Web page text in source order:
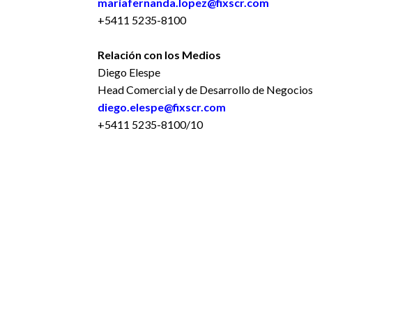
+5411 5235-8100
Relación con los Medios
Diego Elespe
Head Comercial y de Desarrollo de Negocios
diego.elespe@fixscr.com
+5411 5235-8100/10